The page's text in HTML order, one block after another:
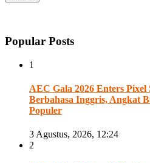
Popular Posts
1
AEC Gala 2026 Enters
Berbahasa Inggris, Angkat
Populer
3 Agustus, 2026, 12:24
2